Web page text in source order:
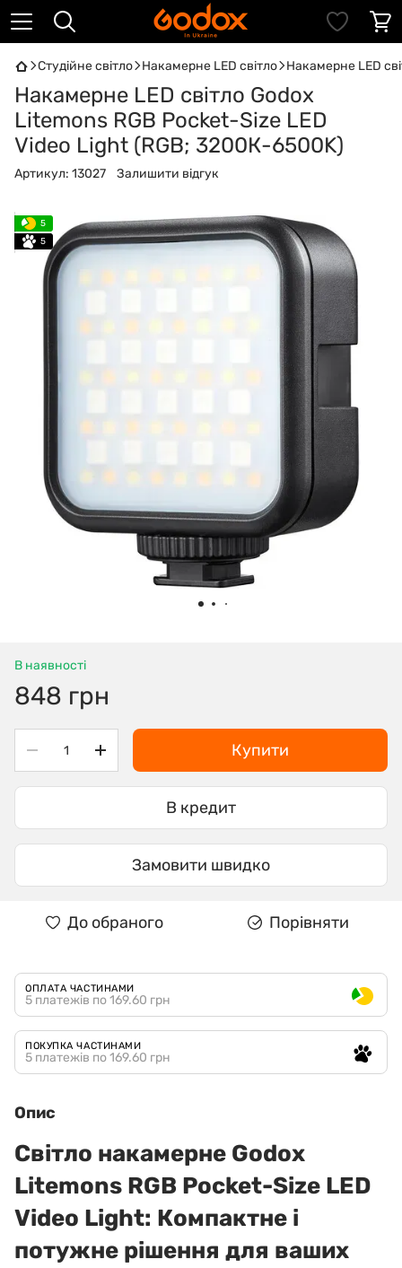
Студійне світло Накамерне LED світло Накамерне LED
Накамерне LED світло Godox
Litemons RGB Pocket-Size LED
Video Light (RGB; 3200К-6500K)
Артикул: 13027 Залишити відгук
5
5
В наявності
848 грн
Купити
В кредит
Замовити швидко
До обраного Порівняти
ОПЛАТА ЧАСТИНАМИ
5 платежів по 169.60 грн
ПОКУПКА ЧАСТИНАМИ
5 платежів по 169.60 грн
Опис
Світло накамерне Godox
Litemons RGB Pocket-Size LED
Video Light: Компактне і
потужне рішення для ваших